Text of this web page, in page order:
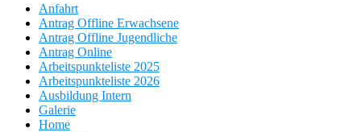
Anfahrt
Antrag Offline Erwachsene
Antrag Offline Jugendliche
Antrag Online
Arbeitspunkteliste 2025
Arbeitspunkteliste 2026
Ausbildung Intern
Galerie
Home